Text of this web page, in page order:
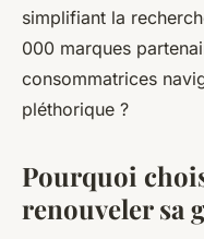
simplifiant la
000 marques
consommatrices
pléthorique ?
Pourquoi
renouveler sa